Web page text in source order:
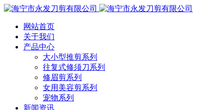
网站首页
关于我们
产品中心
大小型推剪系列
往复式修须刀系列
修眉剪系列
女用美容剪系列
宠物系列
新闻资讯